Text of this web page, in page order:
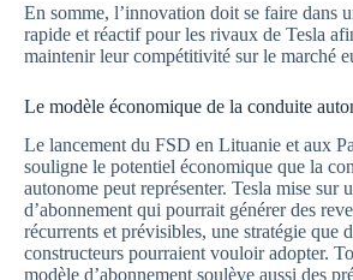
En somme, l’innovation doit se faire dans
rapide et réactif pour les rivaux de Tesla
maintenir leur compétitivité sur le marché
Le modèle économique de la conduite
Le lancement du FSD en Lituanie et aux
souligne le potentiel économique que la
autonome peut représenter. Tesla mise sur
d’abonnement qui pourrait générer des
récurrents et prévisibles, une stratégie que
constructeurs pourraient vouloir adopter.
modèle d’abonnement soulève aussi des